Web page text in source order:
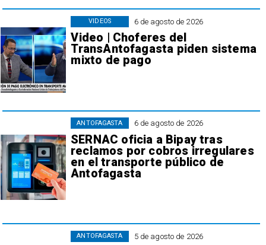
6 de agosto de 2026
Video | Choferes del
TransAntofagasta piden sistema
mixto de pago
VIDEOS
6 de agosto de 2026
SERNAC oficia a Bipay tras
reclamos por cobros irregulares
en el transporte público de
Antofagasta
ANTOFAGASTA
5 de agosto de 2026
ANTOFAGASTA